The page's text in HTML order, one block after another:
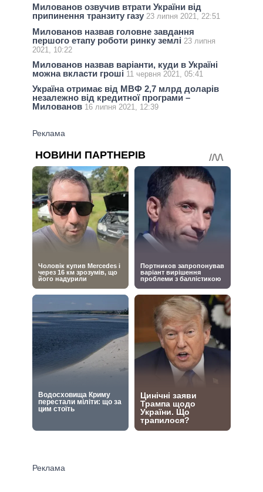
Милованов озвучив втрати України від
припинення транзиту газу 23 липня 2021, 22:51
Милованов назвав головне завдання
першого етапу роботи ринку землі 23 липня
2021, 10:22
Милованов назвав варіанти, куди в Україні
можна вкласти гроші 11 червня 2021, 05:41
Україна отримає від МВФ 2,7 млрд доларів
незалежно від кредитної програми –
Милованов 16 липня 2021, 12:39